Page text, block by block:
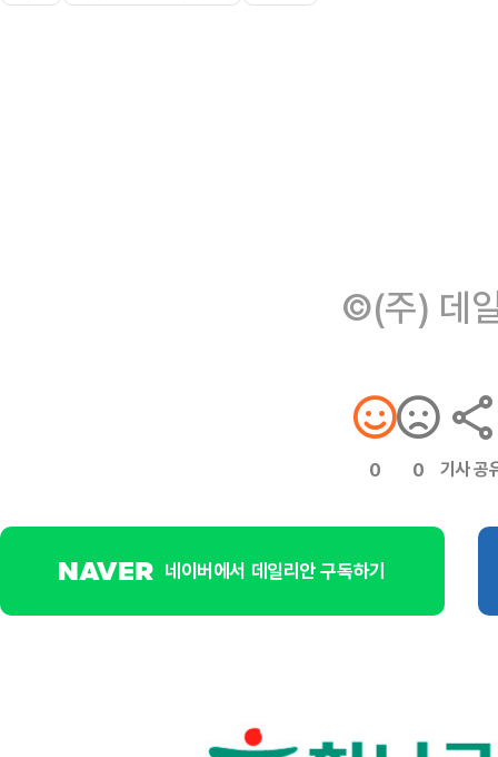
©(주) 데
0 0 기사 공
네이버에서 데일리안 구독하기